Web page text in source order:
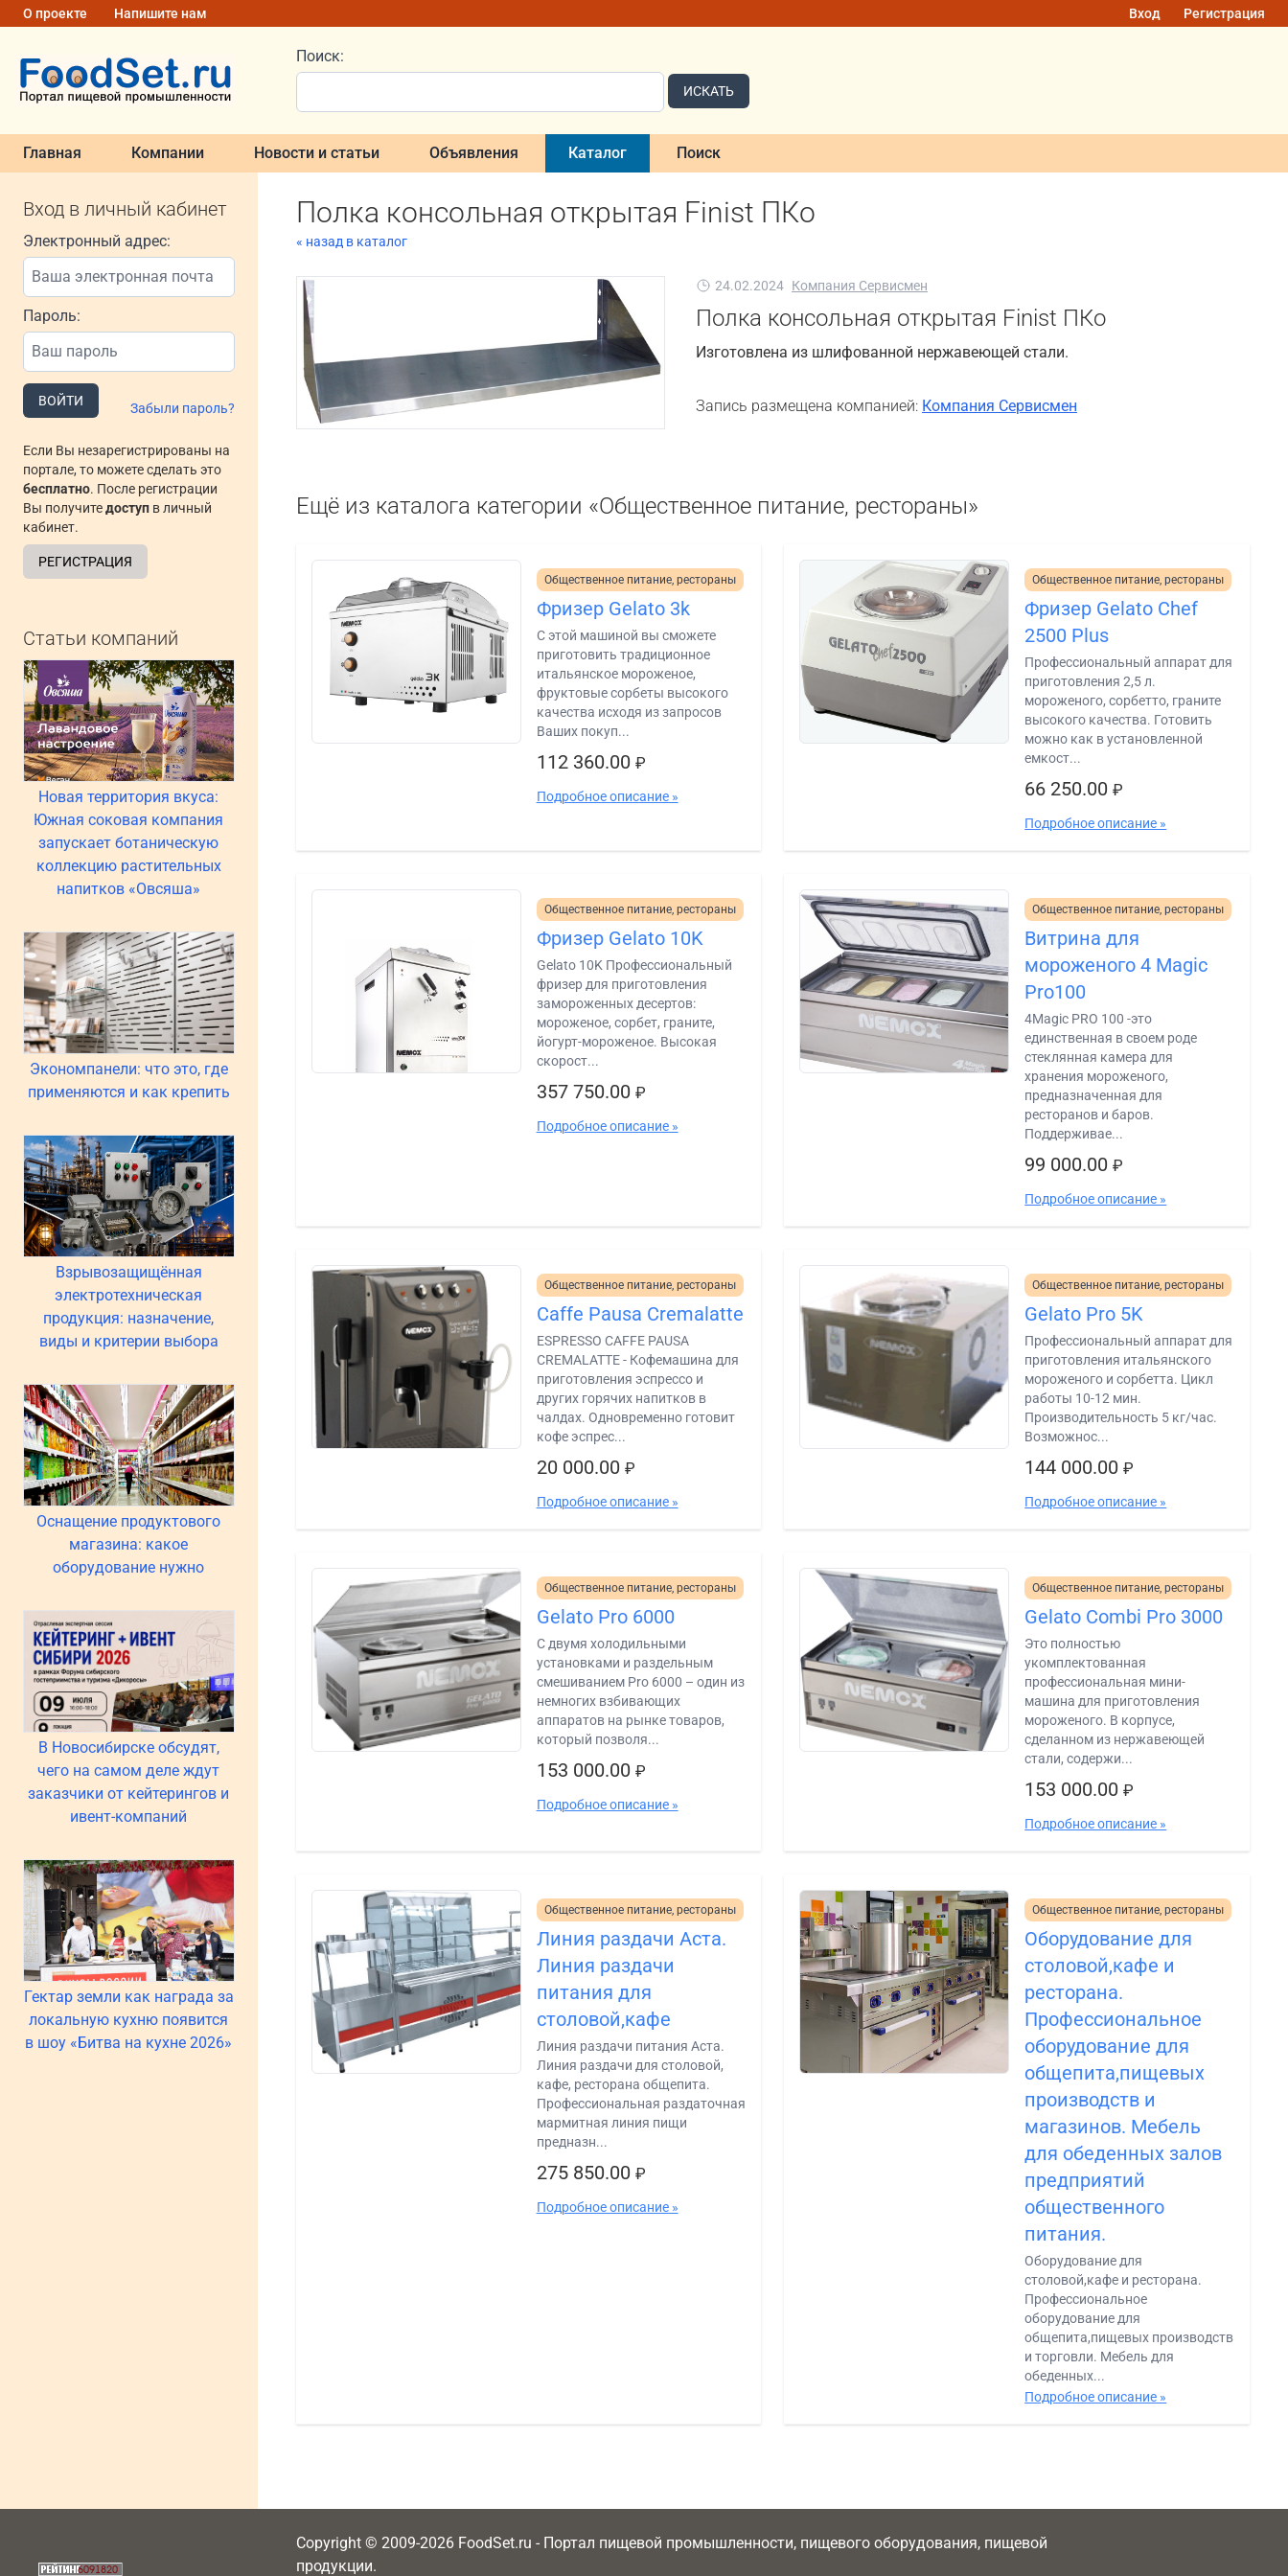
О проекте Напишите нам Вход Регистрация
Поиск:
ИСКАТЬ
Главная Компании Новости и статьи Объявления Каталог Поиск
Вход в личный кабинет
Электронный адрес:
Пароль:
ВОЙТИ Забыли пароль?
Если Вы незарегистрированы на
портале, то можете сделать это
бесплатно. После регистрации
Вы получитедоступ в личный
кабинет.
РЕГИСТРАЦИЯ
Статьи компаний
Новая территория вкуса:
Южная соковая компания
запускает ботаническую
коллекцию растительных
напитков «Овсяша»
Экономпанели: что это, где
применяются и как крепить
Взрывозащищённая
электротехническая
продукция: назначение,
виды и критерии выбора
Оснащение продуктового
магазина: какое
оборудование нужно
В Новосибирске обсудят,
чего на самом деле ждут
заказчики от кейтерингов и
ивент-компаний
Гектар земли как награда за
локальную кухню появится
в шоу «Битва на кухне 2026»
Полка консольная открытая Finist ПКо
« назад в каталог
24.02.2024 Компания Сервисмен
Полка консольная открытая Finist ПКо
Изготовлена из шлифованной нержавеющей стали.
Запись размещена компанией: Компания Сервисмен
Ещё из каталога категории «Общественное питание, рестораны»
Общественное питание, рестораны
Фризер Gelato 3k
C этой машиной вы сможете
приготовить традиционное
итальянское мороженое,
фруктовые сорбеты высокого
качества исходя из запросов
Ваших покуп...
112 360.00 ₽
Подробное описание »
Общественное питание, рестораны
Фризер Gelato Chef
2500 Plus
Профессиональный аппарат для
приготовления 2,5 л.
мороженого, сорбетто, граните
высокого качества. Готовить
можно как в установленной
емкост...
66 250.00₽
Подробное описание »
Общественное питание, рестораны
Фризер Gelato 10K
Gelato 10K Профессиональный
фризер для приготовления
замороженных десертов:
мороженое, сорбет, граните,
йогурт-мороженое. Высокая
скорост...
357 750.00 ₽
Подробное описание »
Общественное питание, рестораны
Витрина для
мороженого 4 Magic
Pro100
4Magic PRO 100 -это
единственная в своем роде
стеклянная камера для
хранения мороженого,
предназначенная для
ресторанов и баров.
Поддерживае...
99 000.00₽
Подробное описание »
Общественное питание, рестораны
Caffe Pausa Cremalatte
ESPRESSO CAFFE PAUSA
CREMALATTE - Кофемашина для
приготовления эспрессо и
других горячих напитков в
чалдах. Одновременно готовит
кофе эспрес...
20 000.00 ₽
Подробное описание »
Общественное питание, рестораны
Gelato Pro 5K
Профессиональный аппарат для
приготовления итальянского
мороженого и сорбетта. Цикл
работы 10-12 мин.
Производительность 5 кг/час.
Возможнос...
144 000.00₽
Подробное описание »
Общественное питание, рестораны
Gelato Pro 6000
С двумя холодильными
установками и раздельным
смешиванием Pro 6000 – один из
немногих взбивающих
аппаратов на рынке товаров,
который позволя...
153 000.00 ₽
Подробное описание »
Общественное питание, рестораны
Gelato Combi Pro 3000
Это полностью
укомплектованная
профессиональная мини-
машина для приготовления
мороженого. В корпусе,
сделанном из нержавеющей
стали, содержи...
153 000.00₽
Подробное описание »
Общественное питание, рестораны
Линия раздачи Аста.
Линия раздачи
питания для
столовой,кафе
Линия раздачи питания Аста.
Линия раздачи для столовой,
кафе, ресторана общепита.
Профессиональная раздаточная
мармитная линия пищи
предназн...
275 850.00 ₽
Подробное описание »
Общественное питание, рестораны
Оборудование для
столовой,кафе и
ресторана.
Профессиональное
оборудование для
общепита,пищевых
производств и
магазинов. Мебель
для обеденных залов
предприятий
общественного
питания.
Оборудование для
столовой,кафе и ресторана.
Профессиональное
оборудование для
общепита,пищевых производств
и торговли. Мебель для
обеденных...
Подробное описание »
Copyright © 2009-2026 FoodSet.ru - Портал пищевой промышленности, пищевого оборудования, пищевой
продукции.